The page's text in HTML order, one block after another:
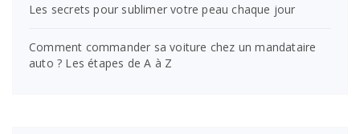
Les secrets pour sublimer votre peau chaque jour
Comment commander sa voiture chez un mandataire
auto ? Les étapes de A à Z